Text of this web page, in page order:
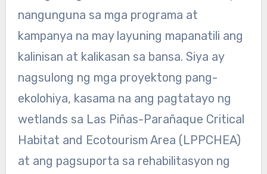
nangunguna sa mga programa at
kampanya na may layuning mapanatili ang
kalinisan at kalikasan sa bansa. Siya ay
nagsulong ng mga proyektong pang-
ekolohiya, kasama na ang pagtatayo ng
wetlands sa Las Piñas-Parañaque Critical
Habitat and Ecotourism Area (LPPCHEA)
at ang pagsuporta sa rehabilitasyon ng